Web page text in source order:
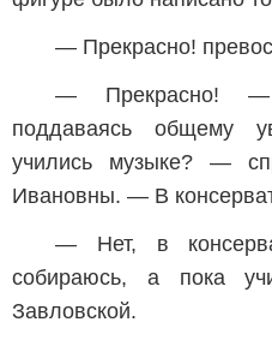
— Прекрасно!
— Прекрасно! —
поддаваясь общему
учились музыке? —
Ивановны. — В
— Нет, в
собираюсь, а пока
Завловской.